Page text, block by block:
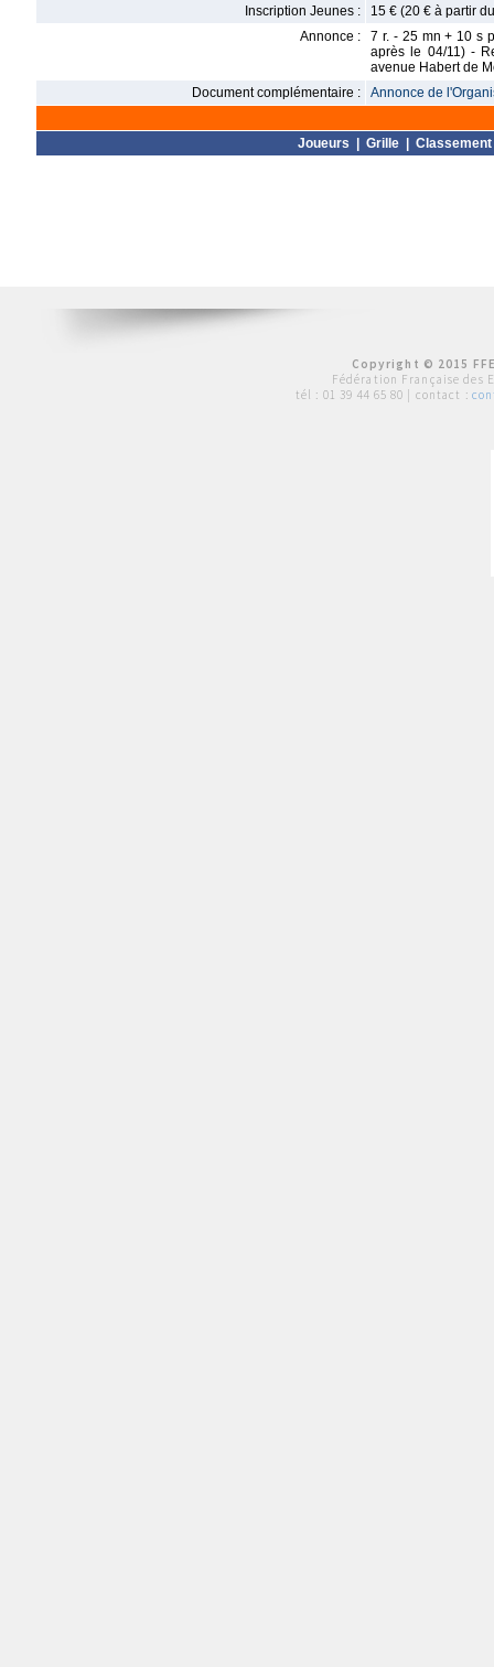
Inscription Jeunes :
15 € (20 € à partir
Annonce :
7 r. - 25 mn + 10 s
après le 04/11) -
avenue Habert de
Document complémentaire :
Annonce de
Joueurs Grille Classement
Copyright © 2015
Fédération Française des
tél : 01 39 44 65 80 | contact :